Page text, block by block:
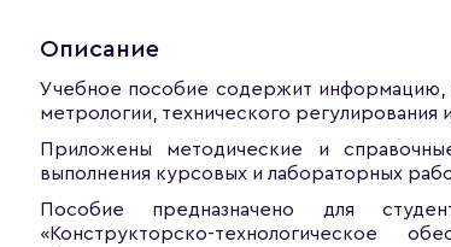
Описание
Учебное пособие содержит информацию,
метрологии, технического
Приложены методические и
выполнения курсовых и лабораторных
Пособие предназначено для
«Конструкторско-технологическое